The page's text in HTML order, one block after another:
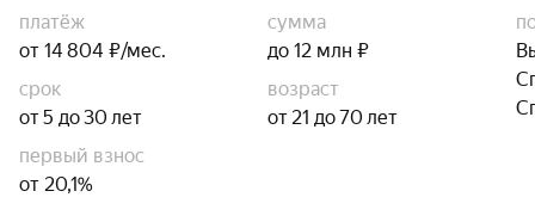
платёж
от 14 804 ₽/мес.
сумма
до 12 млн ₽
срок
от 5 до 30 лет
возраст
от 21 до 70 лет
первый взнос
от 20,1%